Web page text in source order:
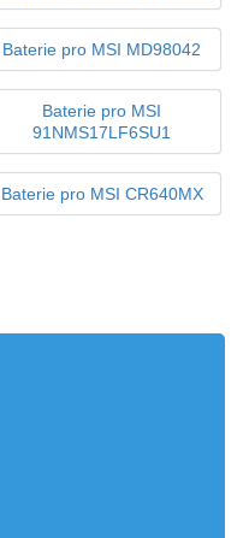
Baterie pro MSI MD98042
Baterie pro MSI
91NMS17LF6SU1
Baterie pro MSI CR640MX